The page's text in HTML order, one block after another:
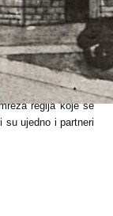
Domaćin ove
ugostio je u
pomorskim i
studenogu sklopu
su organizirali
pomorskih
regija koje se
ujedno i partneri